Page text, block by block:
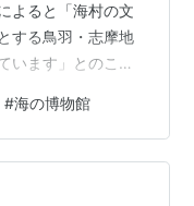
よると「海村の文
する鳥羽・志摩地
います」とのこ
濃い施設という印
た。 海の博物館 入
下）は４００円。
別展示室、船の収
#海の博物館